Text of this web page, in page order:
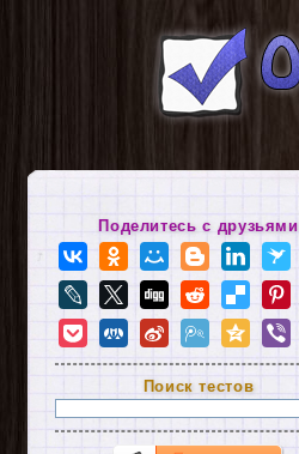
Поделитесь с друзьями
Поиск тестов